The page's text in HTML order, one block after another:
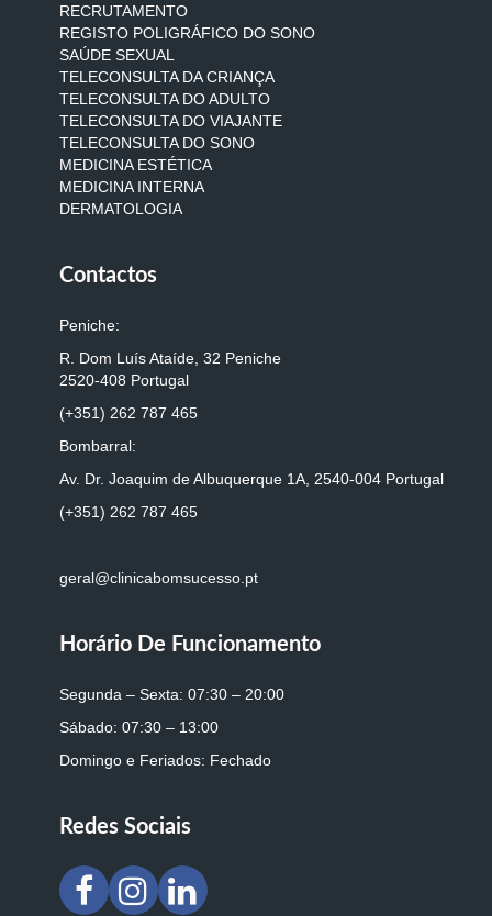
RECRUTAMENTO
REGISTO POLIGRÁFICO DO SONO
SAÚDE SEXUAL
TELECONSULTA DA CRIANÇA
TELECONSULTA DO ADULTO
TELECONSULTA DO VIAJANTE
TELECONSULTA DO SONO
MEDICINA ESTÉTICA
MEDICINA INTERNA
DERMATOLOGIA
Contactos
Peniche:
R. Dom Luís Ataíde, 32 Peniche
2520-408 Portugal
(+351) 262 787 465
Bombarral:
Av. Dr. Joaquim de Albuquerque 1A, 2540-004 Portugal
(+351) 262 787 465
geral@clinicabomsucesso.pt
Horário De Funcionamento
Segunda – Sexta: 07:30 – 20:00
Sábado: 07:30 – 13:00
Domingo e Feriados: Fechado
Redes Sociais